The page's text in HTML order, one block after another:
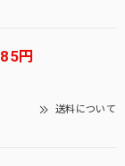
円
送料について